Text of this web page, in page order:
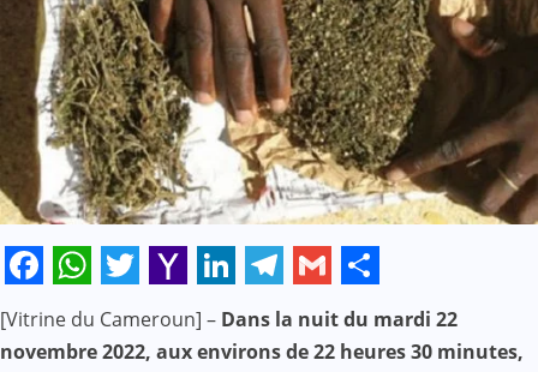
Facebook
WhatsApp
Twitter
Yahoo
Mail
LinkedIn
Telegram
Gmail
Share
[Vitrine du Cameroun] – Dans la nuit du mardi 22
novembre 2022, aux environs de 22 heures 30 minutes,